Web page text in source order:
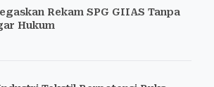
Rekam SPG GIIAS Tanpa
Hukum